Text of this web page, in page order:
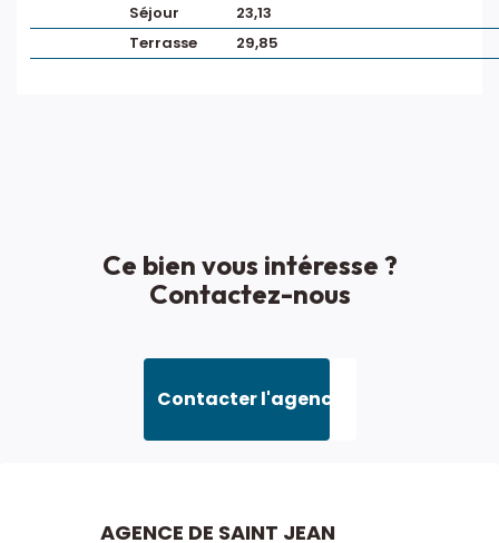
Séjour
23,13
Terrasse
29,85
Ce bien vous intéresse ?
Contactez-nous
Contacter l'agence
AGENCE DE SAINT JEAN